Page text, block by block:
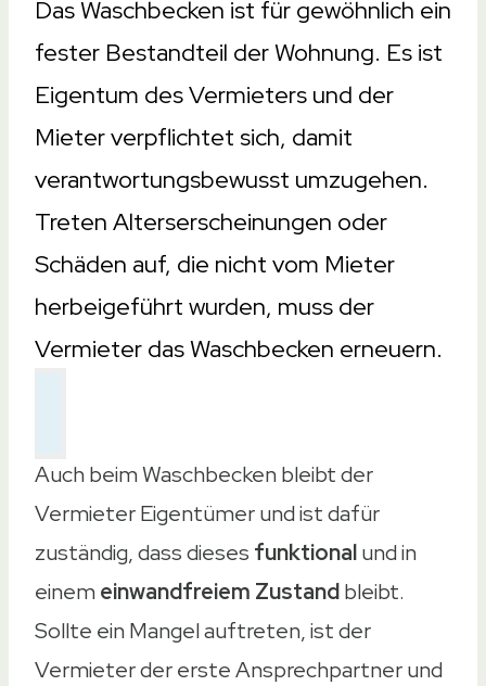
Das Waschbecken ist für gewöhnlich ein
fester Bestandteil der Wohnung. Es ist
Eigentum des Vermieters und der
Mieter verpflichtet sich, damit
verantwortungsbewusst umzugehen.
Treten Alterserscheinungen oder
Schäden auf, die nicht vom Mieter
herbeigeführt wurden, muss der
Vermieter das Waschbecken erneuern.
Auch beim Waschbecken bleibt der
Vermieter Eigentümer und ist dafür
zuständig, dass dieses funktionalund in
einemeinwandfreiem Zustandbleibt.
Sollte ein Mangel auftreten, ist der
Vermieter der erste Ansprechpartner und